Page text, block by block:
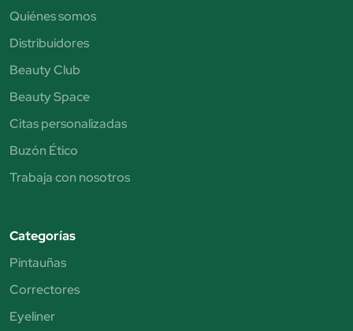
Quiénes somos
Distribuidores
Beauty Club
Beauty Space
Citas personalizadas
Buzón Ético
Trabaja con nosotros
Categorías
Pintauñas
Correctores
Eyeliner